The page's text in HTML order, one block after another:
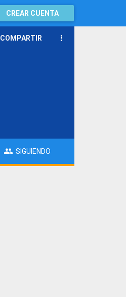
CREAR CUENTA
COMPARTIR
SIGUIENDO